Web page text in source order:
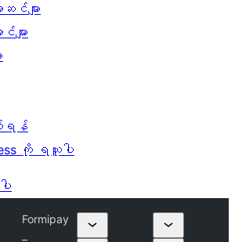
များ
ျား
ရန်
ကို ရယူပါ
ါ
Formipay
–